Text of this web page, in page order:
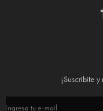
¡Suscribite